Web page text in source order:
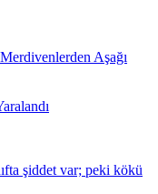
Aşağı
şiddet var; peki kökü